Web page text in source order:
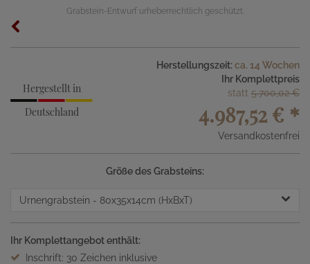
Grabstein-Entwurf urheberrechtlich geschützt.
Hergestellt in
Deutschland
Herstellungszeit: ca. 14 Wochen
Ihr Komplettpreis
statt 5.700,02 €
4.987,52 € *
Versandkostenfrei
Größe des Grabsteins:
Urnengrabstein - 80x35x14cm (HxBxT)
Ihr Komplettangebot enthält:
Inschrift: 30 Zeichen inklusive